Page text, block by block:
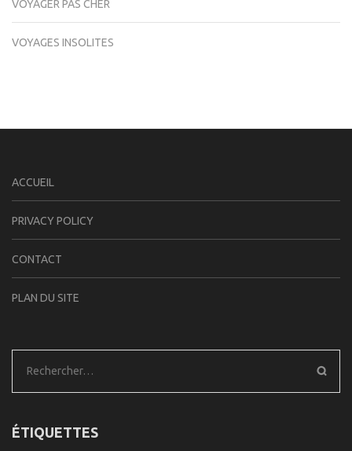
VOYAGER PAS CHER
VOYAGES INSOLITES
ACCUEIL
PRIVACY POLICY
CONTACT
PLAN DU SITE
Rechercher :
ÉTIQUETTES